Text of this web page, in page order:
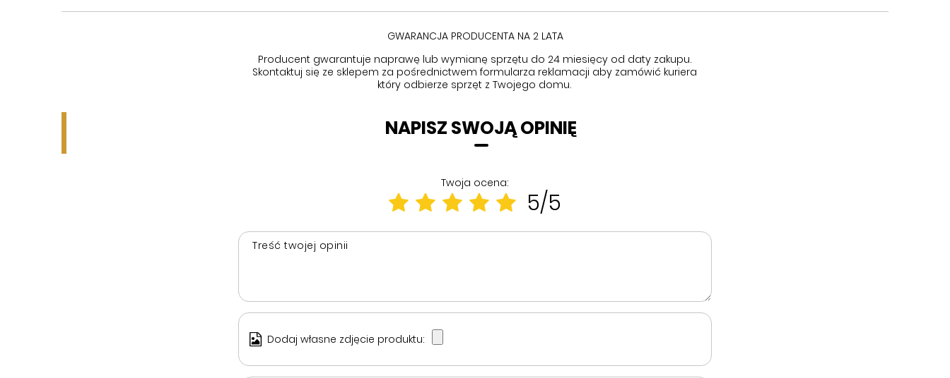
GWARANCJA PRODUCENTA NA 2 LATA
Producent gwarantuje naprawę lub wymianę sprzętu do 24 miesięcy od daty zakupu.
Skontaktuj się ze sklepem za pośrednictwem formularza reklamacji aby zamówić kuriera
który odbierze sprzęt z Twojego domu.
NAPISZ SWOJĄ OPINIĘ
Twoja ocena:
5/5
Treść twojej opinii
Dodaj własne zdjęcie produktu: